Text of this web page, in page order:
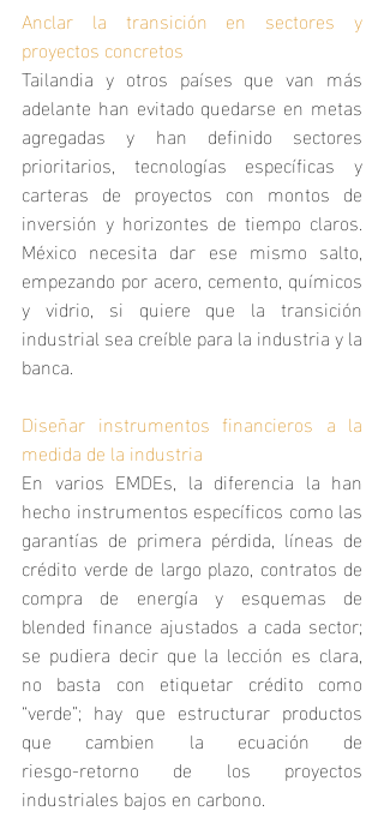
Anclar la transición en sectores y
proyectos concretos
Tailandia y otros países que van más
adelante han evitado quedarse en metas
agregadas y han definido sectores
prioritarios, tecnologías específicas y
carteras de proyectos con montos de
inversión y horizontes de tiempo claros.
México necesita dar ese mismo salto,
empezando por acero, cemento, químicos
y vidrio, si quiere que la transición
industrial sea creíble para la industria y la
banca.
Diseñar instrumentos financieros a la
medida de la industria
En varios EMDEs, la diferencia la han
hecho instrumentos específicos como las
garantías de primera pérdida, líneas de
crédito verde de largo plazo, contratos de
compra de energía y esquemas de
blended finance ajustados a cada sector;
se pudiera decir que la lección es clara,
no basta con etiquetar crédito como
“verde”; hay que estructurar productos
que cambien la ecuación de
riesgo‑retorno de los proyectos
industriales bajos en carbono.